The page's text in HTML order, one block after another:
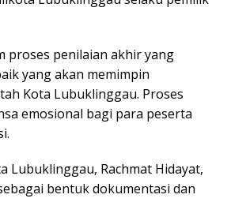
proses penilaian akhir yang
yang akan memimpin
Kota Lubuklinggau. Proses
emosional bagi para peserta
Lubuklinggau, Rachmat Hidayat,
bentuk dokumentasi dan